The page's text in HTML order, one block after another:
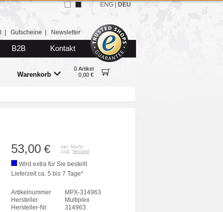
Gutscheine Newsletter
B2B Kontakt
Warenkorb
0 Artikel
0,00 €
ENG DEU
53,00 €
inkl. MwSt.
zzgl. Versand
Wird extra für Sie bestellt
Lieferzeit ca. 5 bis 7 Tage*
Artikelnummer
MPX-314963
Hersteller
Multiplex
Hersteller-Nr.
314963